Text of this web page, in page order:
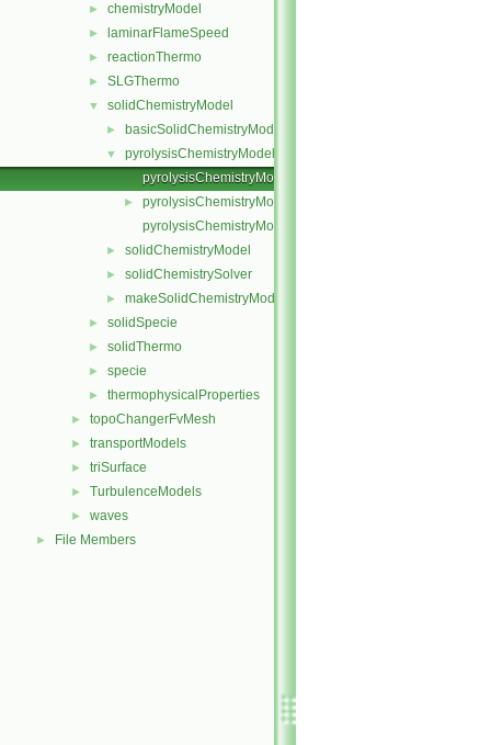
► chemistryModel
► laminarFlameSpeed
► reactionThermo
► SLGThermo
▼ solidChemistryModel
► basicSolidChemistryModel
▼
pyrolysisChemistryModel
pyrolysisChemistryModel.C
►
pyrolysisChemistryModel.H
pyrolysisChemistryModelI.H
► solidChemistryModel
► solidChemistrySolver
► makeSolidChemistryModel.H
► solidSpecie
► solidThermo
► specie
► thermophysicalProperties
► topoChangerFvMesh
► transportModels
► triSurface
► TurbulenceModels
► waves
► File Members